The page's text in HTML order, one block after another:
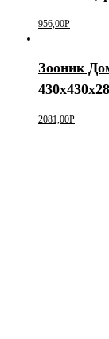
956,00Р
Зооник
2081,00Р